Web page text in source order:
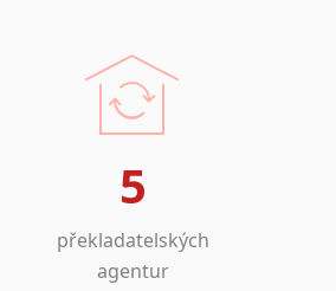
5
překladatelských
agentur